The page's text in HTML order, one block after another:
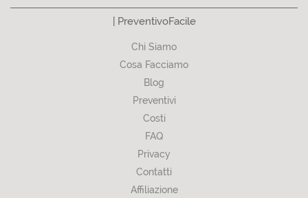
| PreventivoFacile
Chi Siamo
Cosa Facciamo
Blog
Preventivi
Costi
FAQ
Privacy
Contatti
Affiliazione